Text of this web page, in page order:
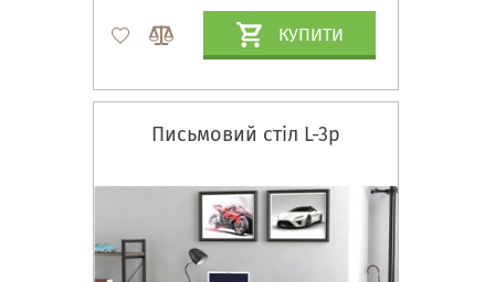
КУПИТИ
Письмовий стіл L-3p